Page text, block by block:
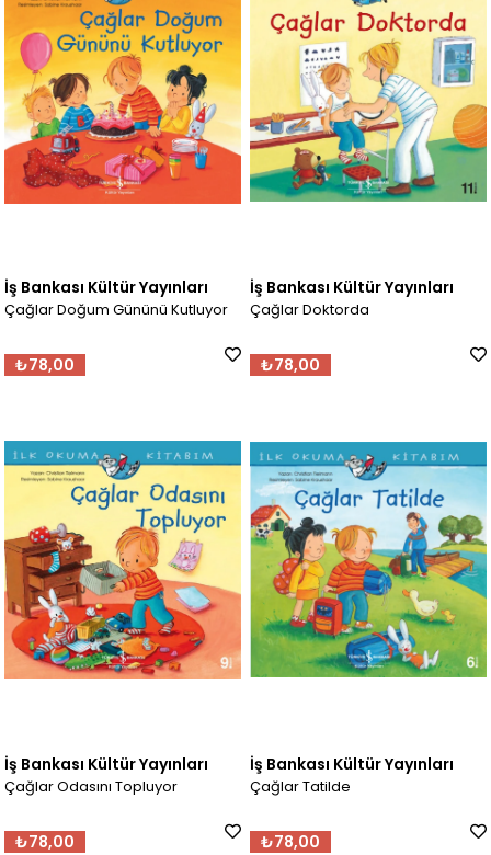
İş Bankası Kültür Yayınları
Çağlar Doğum Gününü Kutluyor
₺78,00
İş Bankası Kültür Yayınları
Çağlar Doktorda
₺78,00
İş Bankası Kültür Yayınları
Çağlar Odasını Topluyor
₺78,00
İş Bankası Kültür Yayınları
Çağlar Tatilde
₺78,00